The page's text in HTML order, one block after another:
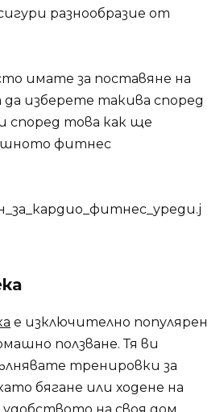
разнообразие от
имате за поставяне на
изберете такива според
според това как ще
фитнес
е изключително популярен
ползване. Тя ви
тренировки за
бягане или ходене на